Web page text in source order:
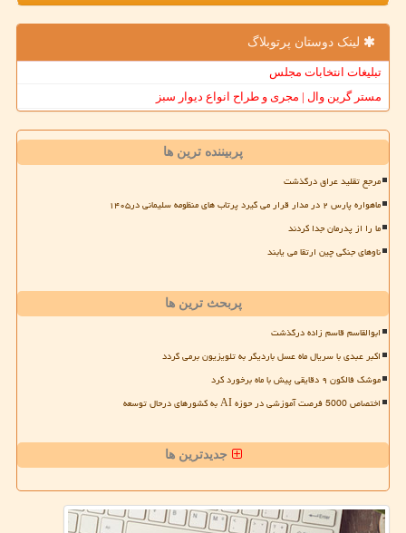
لینک دوستان پرتوبلاگ
تبلیغات انتخابات مجلس
مستر گرین وال | مجری و طراح انواع دیوار سبز
پربیننده ترین ها
مرجع تقلید عراق درگذشت
ماهواره پارس ۲ در مدار قرار می گیرد پرتاب های منظومه سلیمانی در۱۴۰۵
ما را از پدرمان جدا کردند
ناوهای جنگی چین ارتقا می یابند
پربحث ترین ها
ابوالقاسم قاسم زاده درگذشت
اکبر عبدی با سریال ماه عسل باردیگر به تلویزیون برمی گردد
موشک فالکون ۹ دقایقی پیش با ماه برخورد کرد
اختصاص 5000 فرصت آموزشی در حوزه AI به کشورهای درحال توسعه
جدیدترین ها